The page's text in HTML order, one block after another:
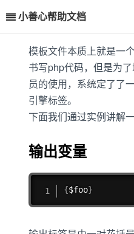
小善心帮助文档
模板文件本质上就是一
书写php代码，但是为
员的使用，系统定了了
引擎标签。
下面我们通过实例讲解
输出变量
{$foo}